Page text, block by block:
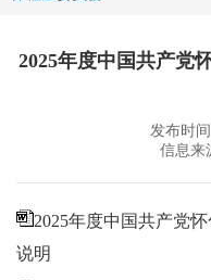
2025年度中国共产党
发布时
信息来
2025年度中国共产党
说明